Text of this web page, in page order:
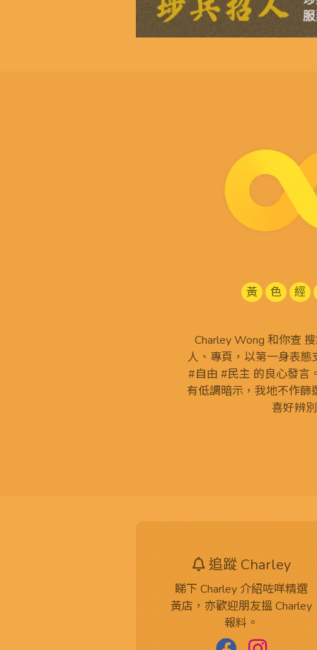
黃 色 經
Charley Wong 和你查
人、專頁，以第一身表態
#自由 #民主 的良心發言
有低調暗示，我地不作篩
喜好辨別
追蹤 Charley
睇下 Charley 介紹咗咩精選
黃店，亦歡迎朋友搵 Charley
報料。